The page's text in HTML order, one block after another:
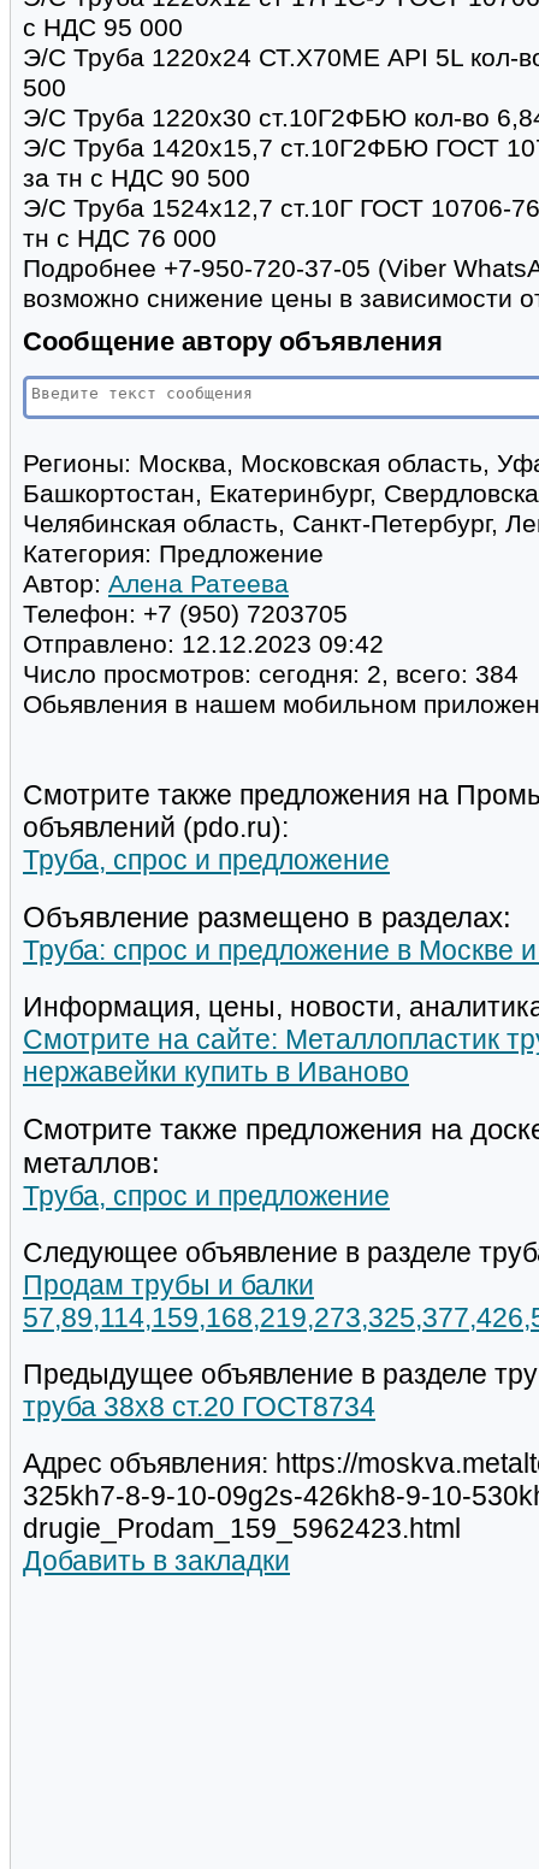
с НДС 95 000
Э/С Труба 1220х24 СТ.Х70МЕ API 5L кол-
500
Э/С Труба 1220х30 ст.10Г2ФБЮ кол-во
Э/С Труба 1420х15,7 ст.10Г2ФБЮ ГОСТ
за тн с НДС 90 500
Э/С Труба 1524х12,7 ст.10Г ГОСТ 10706-
тн с НДС 76 000
Подробнее +7-950-720-37-05 (Viber
возможно снижение цены в зависимости
Сообщение автору объявления
Регионы: Москва, Московская область,
Башкортостан, Екатеринбург,
Челябинская область, Санкт-Петербург,
Категория: Предложение
Автор: Алена Ратеева
Телефон: +7 (950) 7203705
Отправлено: 12.12.2023 09:42
Число просмотров: сегодня: 2, всего: 384
Обьявления в нашем мобильном
Смотрите также предложения на
объявлений (pdo.ru):
Труба, спрос и предложение
Объявление размещено в разделах:
Труба: спрос и предложение в Москве
Информация, цены, новости,
Смотрите на сайте: Металлопластик
нержавейки купить в Иваново
Смотрите также предложения на
металлов:
Труба, спрос и предложение
Следующее объявление в разделе
Продам трубы и балки
Предыдущее объявление в разделе
труба 38х8 ст.20 ГОСТ8734
Адрес объявления: https://
325kh7-8-9-10-09g2s-426kh8-9-10-
drugie_Prodam_159_5962423.html
Добавить в закладки